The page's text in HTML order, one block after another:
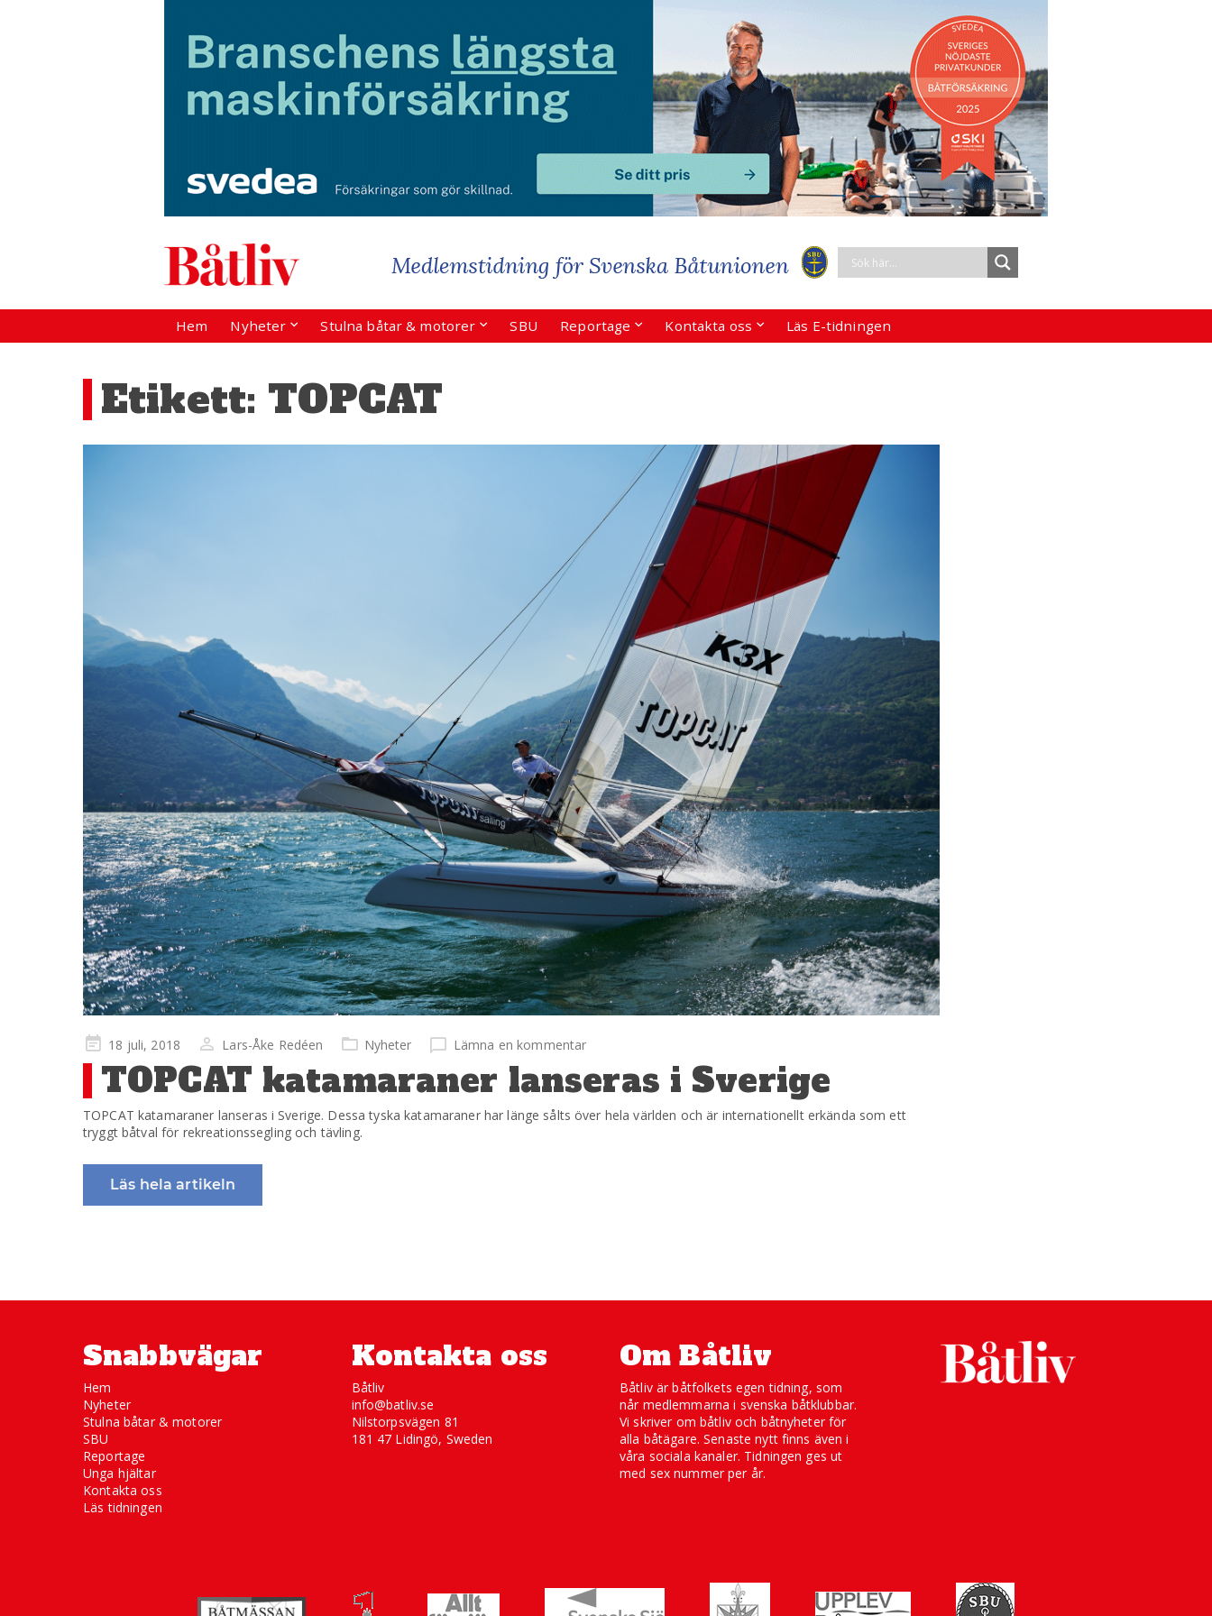
Hem Nyheter Stulna båtar & motorer SBU Reportage Kontakta oss Läs E-tidningen
Etikett: TOPCAT
Publicerad
på
18 juli, 2018 Lars-Åke Redéen Nyheter Lämna en kommentar
TOPCAT katamaraner lanseras i Sverige
TOPCAT katamaraner lanseras i Sverige. Dessa tyska katamaraner har länge sålts över hela världen och är internationellt erkända som ett
tryggt båtval för rekreationssegling och tävling.
Läs hela artikeln
Snabbvägar
Hem
Nyheter
Stulna båtar & motorer
SBU
Reportage
Unga hjältar
Kontakta oss
Läs tidningen
Kontakta oss
Båtliv
info@batliv.se
Nilstorpsvägen 81
181 47 Lidingö, Sweden
Om Båtliv
Båtliv är båtfolkets egen tidning, som
når medlemmarna i svenska båtklubbar.
Vi skriver om båtliv och båtnyheter för
alla båtägare. Senaste nytt finns även i
våra sociala kanaler. Tidningen ges ut
med sex nummer per år.